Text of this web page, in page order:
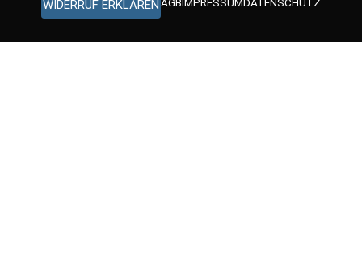
WIDERRUF ERKLÄREN AGBIMPRESSUMDATENSCHUTZ